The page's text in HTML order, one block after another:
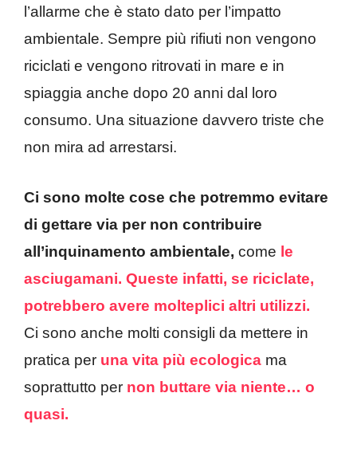
l’allarme che è stato dato per l’impatto
ambientale. Sempre più rifiuti non vengono
riciclati e vengono ritrovati in mare e in
spiaggia anche dopo 20 anni dal loro
consumo. Una situazione davvero triste che
non mira ad arrestarsi.
Ci sono molte cose che potremmo evitare
di gettare via per non contribuire
all’inquinamento ambientale, come le
asciugamani. Queste infatti, se riciclate,
potrebbero avere molteplici altri utilizzi.
Ci sono anche molti consigli da mettere in
pratica per una vita più ecologica ma
soprattutto per non buttare via niente… o
quasi.